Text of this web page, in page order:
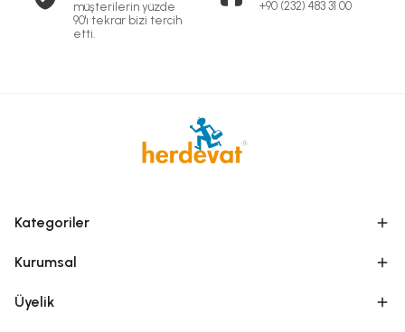
müşterilerin yüzde
90'ı tekrar bizi tercih
etti.
+90 (232) 483 31 00
Kategoriler
Kurumsal
Üyelik